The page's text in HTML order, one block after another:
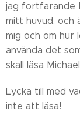
jag fortfarande
mitt huvud, och
mig och om hur
använda det
skall läsa
Lycka till med
inte att läsa!